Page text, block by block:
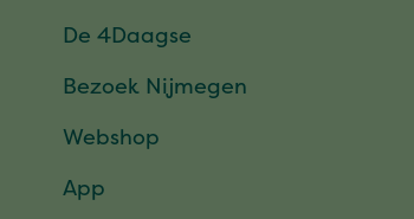
De 4Daagse
Bezoek Nijmegen
Webshop
App